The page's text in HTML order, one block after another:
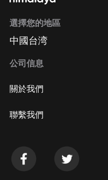
選擇您的地區
中國台湾
公司信息
關於我們
聯繫我們